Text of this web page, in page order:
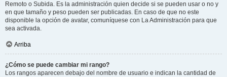
Remoto o Subida. Es la administración quien decide si se pueden usar o no y
en que tamaño y peso pueden ser publicadas. En caso de que no este
disponible la opción de avatar, comuníquese con La Administración para que
sea activada.
Arriba
¿Cómo se puede cambiar mi rango?
Los rangos aparecen debajo del nombre de usuario e indican la cantidad de